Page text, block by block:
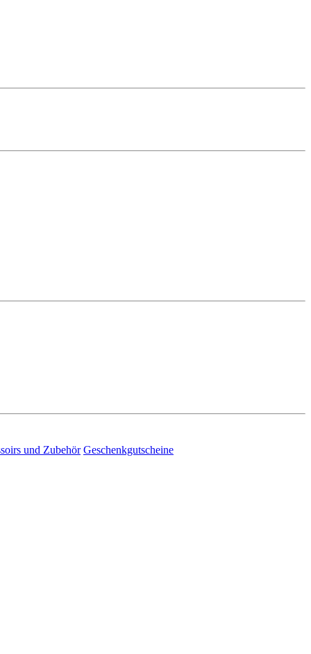
und Zubehör Geschenkgutscheine